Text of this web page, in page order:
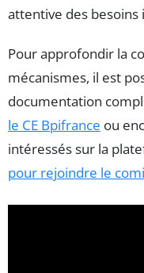
attentive des besoins
Pour approfondir la
mécanismes, il est
documentation
le CE Bpifrance ou
intéressés sur la
pour rejoindre le